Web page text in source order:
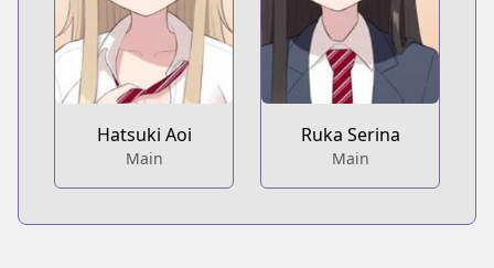
Hatsuki Aoi
Main
Ruka Serina
Main